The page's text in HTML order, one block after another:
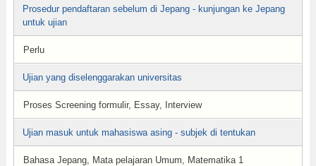
Prosedur pendaftaran sebelum di Jepang - kunjungan ke Jepang
untuk ujian
Perlu
Ujian yang diselenggarakan universitas
Proses Screening formulir, Essay, Interview
Ujian masuk untuk mahasiswa asing - subjek di tentukan
Bahasa Jepang, Mata pelajaran Umum, Matematika 1